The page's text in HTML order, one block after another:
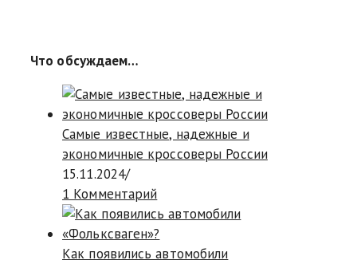
Что обсуждаем…
Самые известные, надежные и
экономичные кроссоверы России
15.11.2024/
1 Комментарий
Как появились автомобили